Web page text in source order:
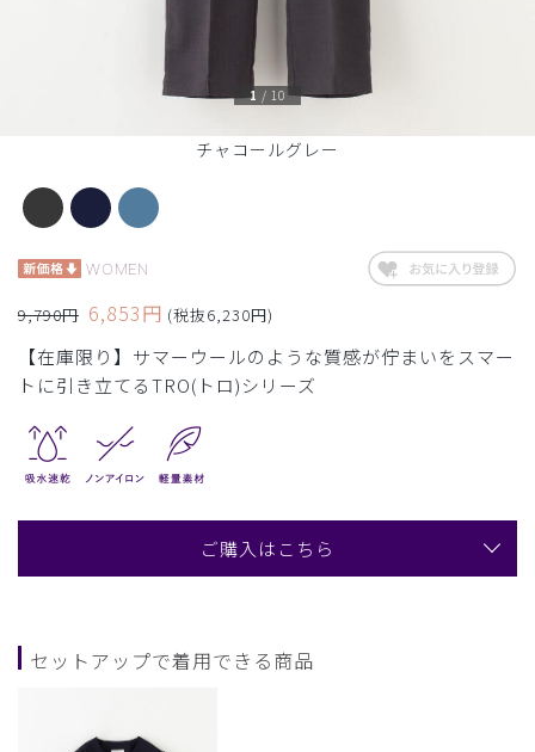
チャコールグレー
1 / 10
WOMEN
9,790円 6,853円 (税抜6,230円)
【在庫限り】サマーウールのような質感が佇まいをスマー
トに引き立てるTRO(トロ)シリーズ
ご購入はこちら
セットアップで着用できる商品